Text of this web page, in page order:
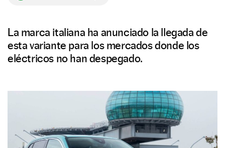
La marca italiana ha anunciado la llegada de
esta variante para los mercados donde los
eléctricos no han despegado.